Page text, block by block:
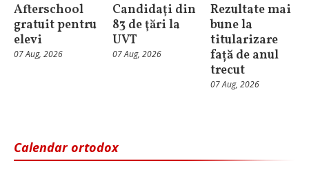
Afterschool
gratuit pentru
elevi
07 Aug, 2026
Candidaţi din
83 de ţări la
UVT
07 Aug, 2026
Rezultate mai
bune la
titularizare
față de anul
trecut
07 Aug, 2026
Calendar ortodox